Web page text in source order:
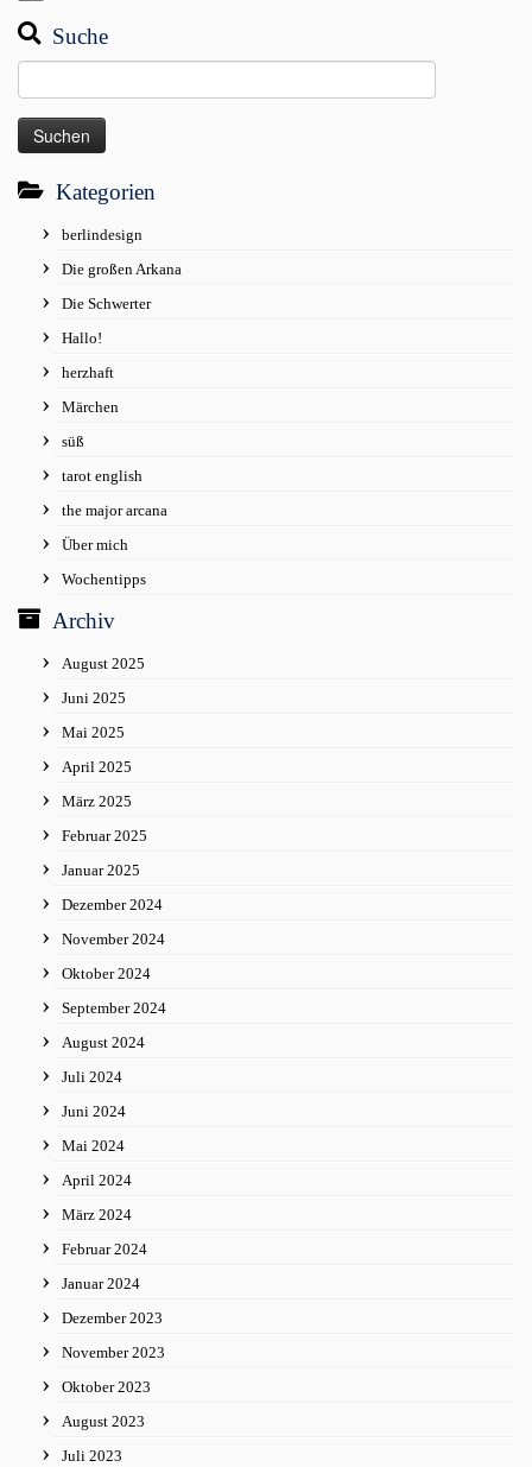
Suche
nach:
Kategorien
berlindesign
Die großen Arkana
Die Schwerter
Hallo!
herzhaft
Märchen
süß
tarot english
the major arcana
Über mich
Wochentipps
Archiv
August 2025
Juni 2025
Mai 2025
April 2025
März 2025
Februar 2025
Januar 2025
Dezember 2024
November 2024
Oktober 2024
September 2024
August 2024
Juli 2024
Juni 2024
Mai 2024
April 2024
März 2024
Februar 2024
Januar 2024
Dezember 2023
November 2023
Oktober 2023
August 2023
Juli 2023